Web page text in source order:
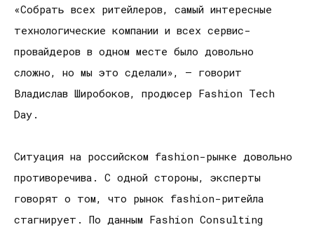
«Собрать всех ритейлеров, самый интересные
технологические компании и всех сервис-
провайдеров в одном месте было довольно
сложно, но мы это сделали», – говорит
Владислав Широбоков, продюсер Fashion Tech
Day.
Ситуация на российском fashion-рынке довольно
противоречива. С одной стороны, эксперты
говорят о том, что рынок fashion-ритейла
стагнирует. По данным Fashion Consulting